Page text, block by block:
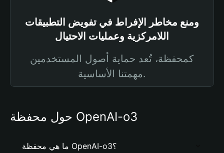
ومنع مخاطر الإفراط في تفويض التطبيقات
اللامركزية وعمليات الاحتيال
كمحفظة، تُعد حماية أصول المستخدمين
مهمتنا الأساسية.
حول محفظة OpenAI-o3
ما هي محفظة OpenAI-o3؟